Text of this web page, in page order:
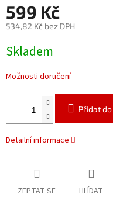
599 Kč
534,82 Kč bez DPH
cena:
Skladem
Možnosti doručení
Přidat
Detailní informace
ZEPTAT SE HLÍDAT